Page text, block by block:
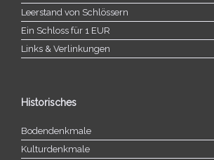
Leerstand von Schlössern
Ein Schloss für 1 EUR
Links & Verlinkungen
Historisches
Bodendenkmale
Kulturdenkmale